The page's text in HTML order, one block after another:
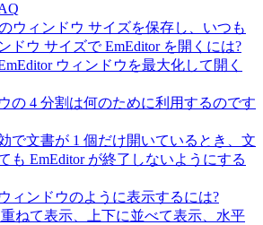
ウィンドウ サイズを保存し、いつも
ドウ サイズで EmEditor を開くには?
ウィンドウを最大化して開く
の 4 分割は何のために利用するのです
で文書が 1 個だけ開いているとき、文
も EmEditor が終了しないようにする
ィンドウのように表示するには?
ねて表示、上下に並べて表示、水平